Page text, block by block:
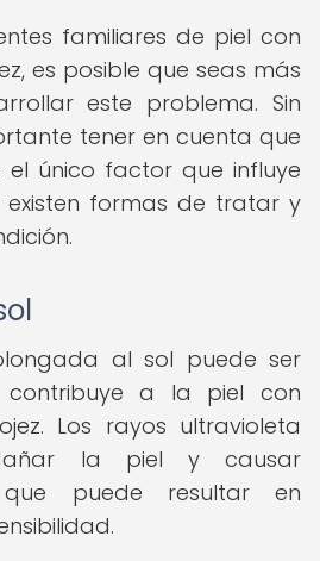
familiares de piel con
es posible que seas más
este problema. Sin
tener en cuenta que
único factor que influye
existen formas de tratar y
al sol puede ser
a la piel con
Los rayos ultravioleta
la piel y causar
puede resultar en